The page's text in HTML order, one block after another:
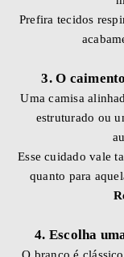
Prefira tecidos
3. O
Uma camisa
estruturado ou
Esse cuidado vale
quanto para
4. Escolha